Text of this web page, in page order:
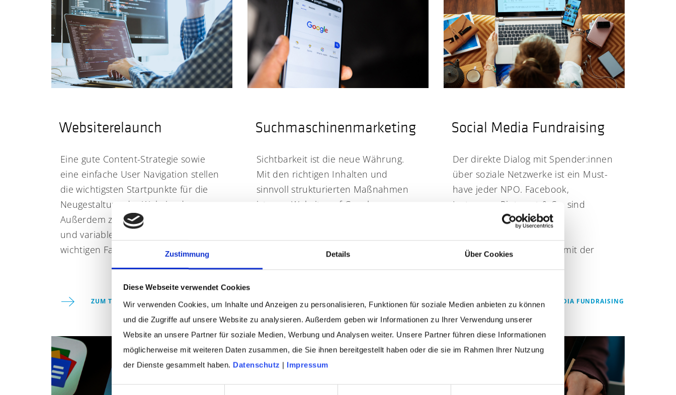
Zustimmung Details Über Cookies
Diese Webseite verwendet Cookies
Wir verwenden Cookies, um Inhalte und Anzeigen zu personalisieren, Funktionen für soziale Medien anbieten zu können
und die Zugriffe auf unsere Website zu analysieren. Außerdem geben wir Informationen zu Ihrer Verwendung unserer
Website an unsere Partner für soziale Medien, Werbung und Analysen weiter. Unsere Partner führen diese Informationen
möglicherweise mit weiteren Daten zusammen, die Sie ihnen bereitgestellt haben oder die sie im Rahmen Ihrer Nutzung
der Dienste gesammelt haben. Datenschutz | Impressum
Einwilligungsauswahl
Websiterelaunch
Eine gute Content-Strategie sowie
eine einfache User Navigation stellen
die wichtigsten Startpunkte für die
Neugestaltung der Website dar.
Außerdem zählen modernes Design
und variable Programmierung zu den
wichtigen Faktoren.
ZUM THEMA WEBSITERELAUNCH
Suchmaschinenmarketing
Sichtbarkeit ist die neue Währung.
Mit den richtigen Inhalten und
sinnvoll strukturierten Maßnahmen
ist eure Website auf Google
ZUM THEMA SUCHMASCHINENMARKETING
Social Media Fundraising
Der direkte Dialog mit Spender:innen
über soziale Netzwerke ist ein Must-
have jeder NPO. Facebook,
Instagram, Pinterest & Co. sind
mittlerweile Pflicht in der
Spender:innen machen – mit der
ZUM THEMA SOCIAL MEDIA FUNDRAISING